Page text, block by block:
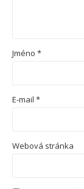
Jméno *
E-mail *
Webová stránka